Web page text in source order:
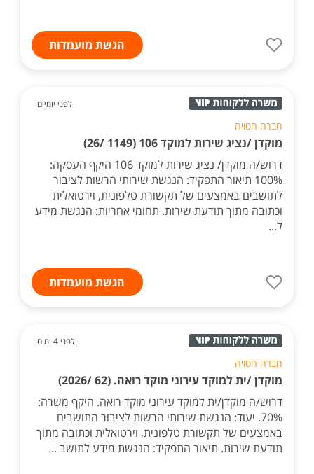
הגשת מועמדות
לפני יומיים
חברה חסויה
מוקדן /נציג שירות למוקד 106 (1149 /26)
דרוש/ה מוקדן/ נציג שירות למוקד 106 היקף העסקה:
100% תיאור התפקיד: הנגשת שירותי הרשות לציבור
לתושבים באמצעים של תקשורת טלפונית, וירטואלית
וכתובה מתוך תודעת שירות. תחומי אחריות: הנגשת מידע
ל...
הגשת מועמדות
לפני 4 ימים
חברה חסויה
מוקדן /ית למוקד עירוני מוקד רואה. (62 /2026)
דרוש/ה מוקדן/ית למוקד עירוני מוקד רואה. היקף משרה:
70%. יעוד: הנגשת שירותי הרשות לציבור התושבים
באמצעים של תקשורת טלפונית, וירטואלית וכתובה מתוך
תודעת שירות. תיאור התפקיד: הנגשת מידע לתושב ...